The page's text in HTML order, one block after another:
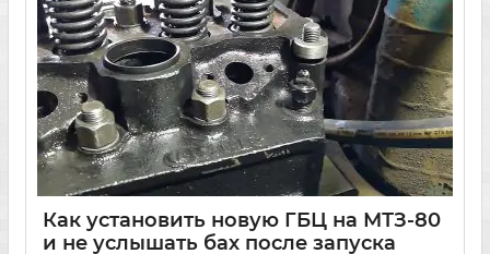
Как установить новую ГБЦ на МТЗ-80
и не услышать бах после запуска